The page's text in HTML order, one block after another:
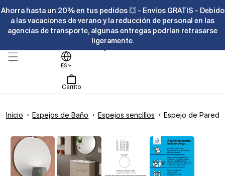
directamente
al contenido
Ahorra hasta un 20% en tus pedidos 💥 - Envíos GRATIS - Debido
a las vacaciones de verano y la reducción de personal en las
agencias de transporte, algunas entregas podrían retrasarse
ligeramente.
ES
Carrito
Inicio Espejos de Baño Espejos sencillos
Espejo de Pared
imagen
ya
Ir
a la
información
del producto
elemento
multimedia